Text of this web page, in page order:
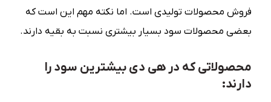
فروش محصولات تولیدی است. اما نکته مهم این است که
بعضی محصولات سود بسیار بیشتری نسبت به بقیه دارند.
محصولاتی که در هی دی بیشترین سود را
دارند: